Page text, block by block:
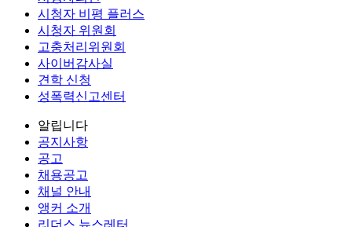
시청자 비평 플러스
시청자 위원회
고충처리위원회
사이버감사실
견학 신청
성폭력신고센터
알립니다
공지사항
공고
채용공고
채널 안내
앵커 소개